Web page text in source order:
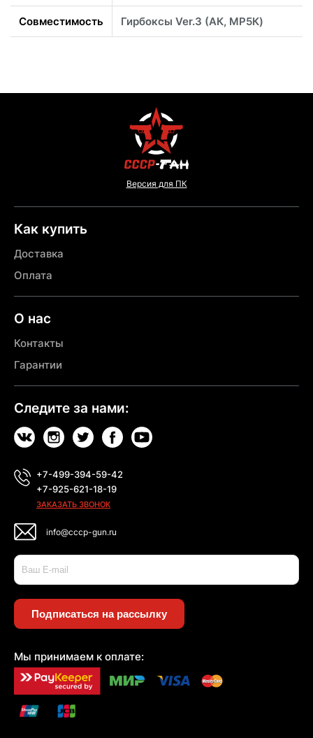
Совместимость Гирбоксы Ver.3 (АК, МР5К)
Версия для ПК
Как купить
Доставка
Оплата
О нас
Контакты
Гарантии
Следите за нами:
+7-499-394-59-42
+7-925-621-18-19
ЗАКАЗАТЬ ЗВОНОК
info@cccp-gun.ru
Подписаться на рассылку
Мы принимаем к оплате: